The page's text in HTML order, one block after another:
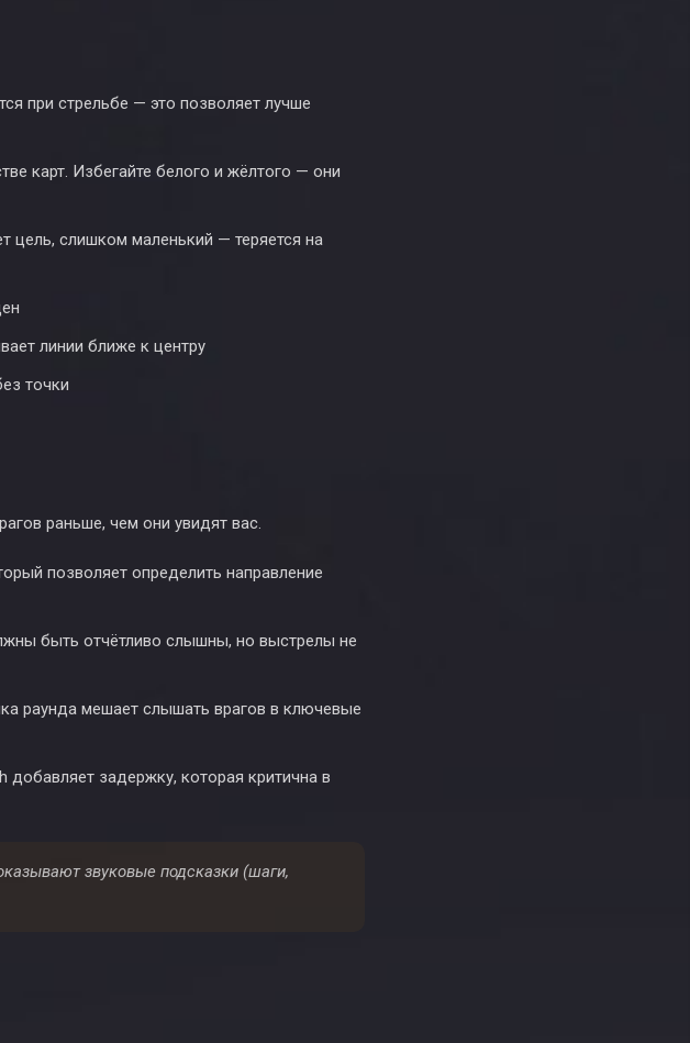
при стрельбе — это позволяет лучше
карт. Избегайте белого и жёлтого — они
слишком маленький — теряется на
линии ближе к центру
точки
раньше, чем они увидят вас.
позволяет определить направление
быть отчётливо слышны, но выстрелы не
раунда мешает слышать врагов в ключевые
задержку, которая критична в
звуковые подсказки (шаги,